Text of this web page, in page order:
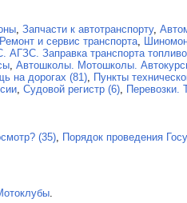
Запчасти к автотранспорту,
и сервис транспорта
АГЗС. Заправка транспорта
Автошколы. Мотошколы.
на дорогах (81)
Пункты
Судовой регистр (6)
Перевозки.
(35)
Порядок проведения